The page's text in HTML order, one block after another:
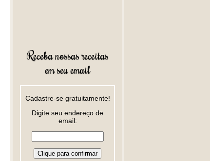
Receba nossas receitas
em seu email
Cadastre-se gratuitamente!
Digite seu endereço de
email: